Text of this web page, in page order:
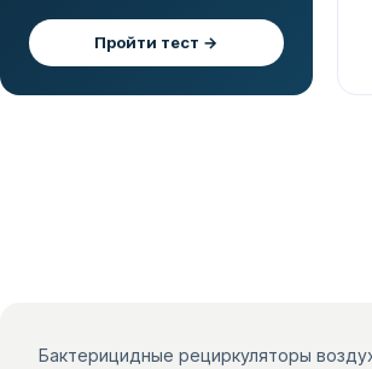
Пройти тест →
Бактерицидные рециркуляторы